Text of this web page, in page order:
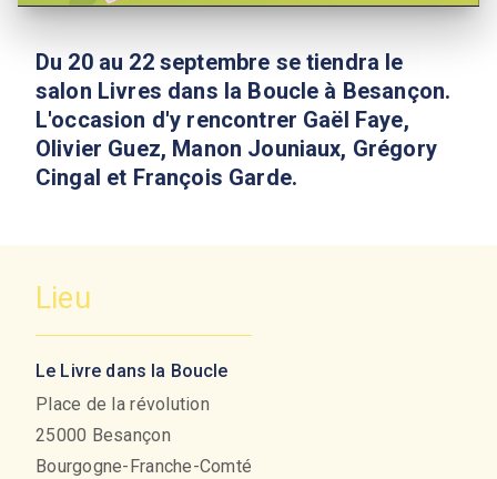
Du 20 au 22 septembre se tiendra le
salon Livres dans la Boucle à Besançon.
L'occasion d'y rencontrer Gaël Faye,
Olivier Guez, Manon Jouniaux, Grégory
Cingal et François Garde.
Lieu
Le Livre dans la Boucle
Place de la révolution
25000 Besançon
Bourgogne-Franche-Comté